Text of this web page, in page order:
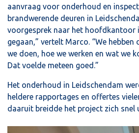
aanvraag voor onderhoud en
brandwerende deuren in
voorgesprek naar het hoofdkantoor
gegaan,” vertelt Marco. “We
we doen, hoe we werken en wat we
Dat voelde meteen goed.”
Het onderhoud in Leidschendam
heldere rapportages en offertes
daaruit breidde het project zich snel